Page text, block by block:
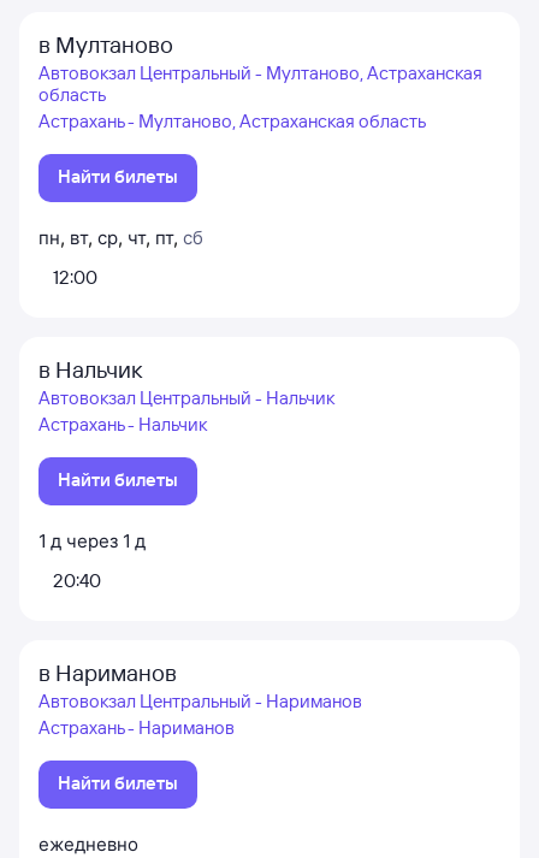
в Мултаново
Автовокзал Центральный - Мултаново, Астраханская
область
Астрахань - Мултаново, Астраханская область
Найти билеты
пн, вт, ср, чт, пт, сб
12:00
в Нальчик
Автовокзал Центральный - Нальчик
Астрахань - Нальчик
Найти билеты
1 д через 1 д
20:40
в Нариманов
Автовокзал Центральный - Нариманов
Астрахань - Нариманов
Найти билеты
ежедневно